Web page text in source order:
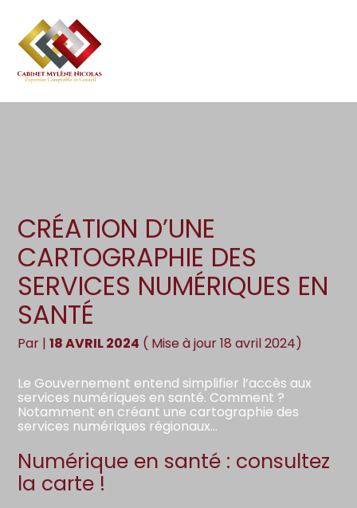
Aller
au
contenu
Création d’entreprise
Gestion au quotidien
Gestion
Compta
CRÉATION D’UNE
CARTOGRAPHIE DES
SERVICES NUMÉRIQUES EN
SANTÉ
Par |18 AVRIL 2024 ( Mise à jour 18 avril 2024)
Le Gouvernement entend simplifier l’accès aux
services numériques en santé. Comment ?
Notamment en créant une cartographie des
services numériques régionaux…
Numérique en santé : consultez
la carte !